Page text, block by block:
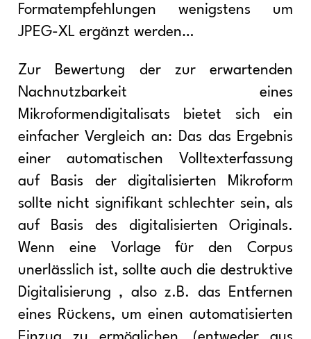
Formatempfehlungen wenigstens um
JPEG-XL ergänzt werden…
Zur Bewertung der zur erwartenden
Nachnutzbarkeit eines
Mikroformendigitalisats bietet sich ein
einfacher Vergleich an: Das das Ergebnis
einer automatischen Volltexterfassung
auf Basis der digitalisierten Mikroform
sollte nicht signifikant schlechter sein, als
auf Basis des digitalisierten Originals.
Wenn eine Vorlage für den Corpus
unerlässlich ist, sollte auch die destruktive
Digitalisierung , also z.B. das Entfernen
eines Rückens, um einen automatisierten